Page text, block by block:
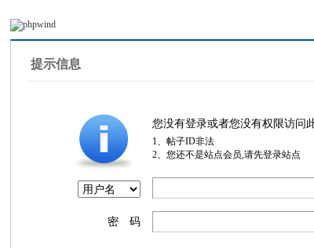
提示信息
您没有登录或者您没有权限访问
1、帖子ID非法
2、您还不是站点会员,请先登录站点
密 码